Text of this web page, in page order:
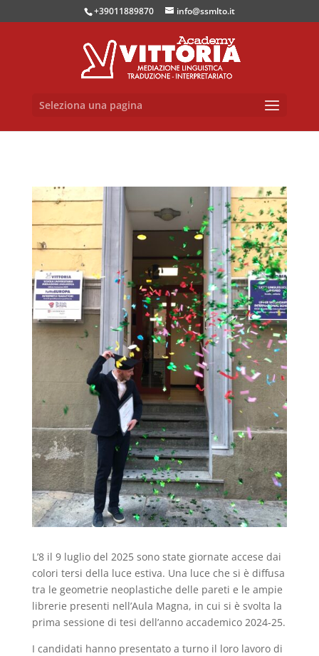
+39011889870 info@ssmlto.it
Seleziona una pagina
L’8 il 9 luglio del 2025 sono state giornate accese dai
colori tersi della luce estiva. Una luce che si è diffusa
tra le geometrie neoplastiche delle pareti e le ampie
librerie presenti nell’Aula Magna, in cui si è svolta la
prima sessione di tesi dell’anno accademico 2024-25.
I candidati hanno presentato a turno il loro lavoro di